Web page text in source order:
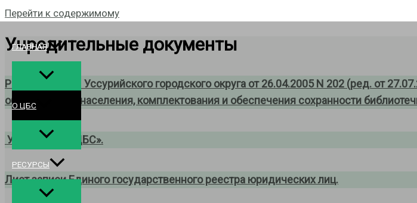
Перейти к содержимому
ГЛАВНАЯ
О ЦБС
РЕСУРСЫ
Учредительные документы
Решение Думы Уссурийского городского округа от 26.04.2005 N 202 (ред. от
обслуживания населения, комплектования и обеспечения сохранности
Устав МБУК «ЦБС».
Лист записи Единого государственного реестра юридических лиц.